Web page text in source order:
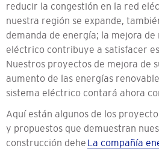
reducir la congestión en la red
nuestra región se expande,
demanda de energía; la mejora de
eléctrico contribuye a satisfacer
Nuestros proyectos de mejora de
aumento de las energías
sistema eléctrico contará ahora
Aquí están algunos de los
y propuestos que demuestran
construcción dehe La compañía